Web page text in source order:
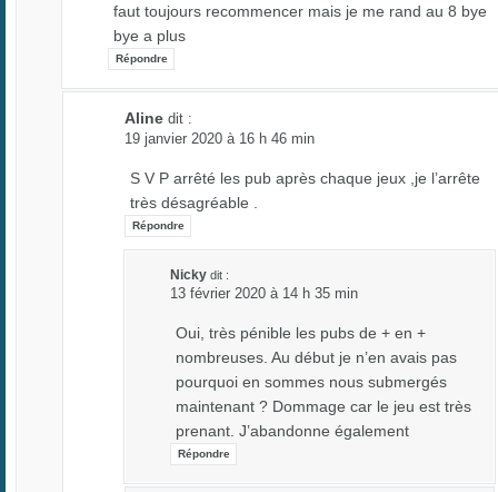
faut toujours recommencer mais je me rand au 8 bye
bye a plus
Répondre
Aline dit :
19 janvier 2020 à 16 h 46 min
S V P arrêté les pub après chaque jeux ,je l’arrête
très désagréable .
Répondre
Nicky dit :
13 février 2020 à 14 h 35 min
Oui, très pénible les pubs de + en +
nombreuses. Au début je n’en avais pas
pourquoi en sommes nous submergés
maintenant ? Dommage car le jeu est très
prenant. J’abandonne également
Répondre